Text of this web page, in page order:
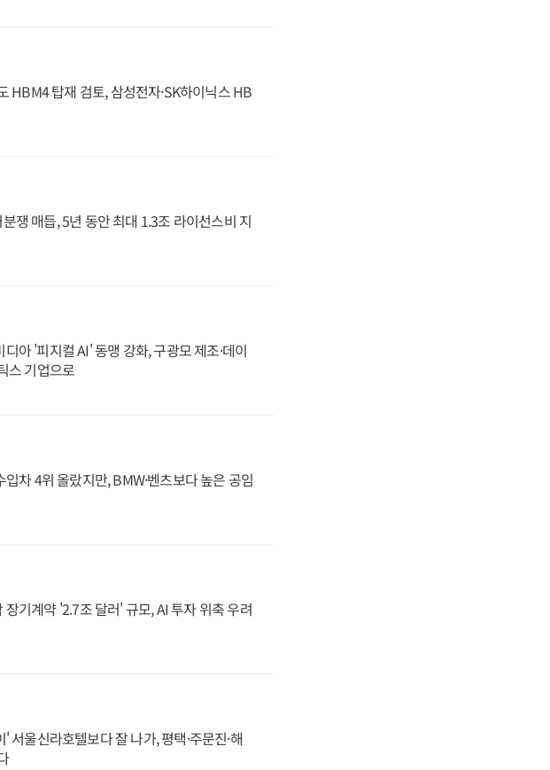
HBM4 탑재 검토, 삼성전자·SK하이닉스 HB
쟁 매듭, 5년 동안 최대 1.3조 라이선스비 지
아 '피지컬 AI' 동맹 강화, 구광모 제조·데이
스 기업으로
차 4위 올랐지만, BMW·벤츠보다 높은 공임
기계약 '2.7조 달러' 규모, AI 투자 위축 우려
서울신라호텔보다 잘 나가, 평택·주문진·해